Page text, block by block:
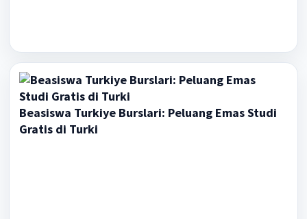
Beasiswa Turkiye Burslari: Peluang Emas Studi
Gratis di Turki